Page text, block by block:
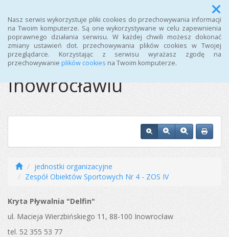
Nasz serwis wykorzystuje pliki cookies do przechowywania informacji
na Twoim komputerze. Są one wykorzystywane w celu zapewnienia
poprawnego działania serwisu. W każdej chwili możesz dokonać
zmiany ustawień dot. przechowywania plików cookies w Twojej
przeglądarce. Korzystając z serwisu wyrażasz zgodę na
przechowywanie plików cookies na Twoim komputerze.
Menu
Ośrodek Sportu i
Rekreacji w
Inowrocławiu
jednostki organizacyjne
Zespół Obiektów Sportowych Nr 4 - ZOS IV
Kryta Pływalnia "Delfin"
ul. Macieja Wierzbińskiego 11, 88-100 Inowrocław
tel. 52 355 53 77